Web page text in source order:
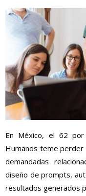
En México, el 62
Humanos teme perder
demandadas
diseño de prompts,
resultados generados